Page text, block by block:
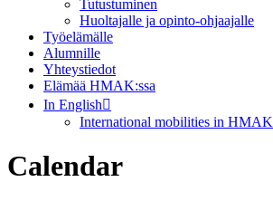
Tutustuminen
Huoltajalle ja opinto-ohjaajalle
Työelämälle
Alumnille
Yhteystiedot
Elämää HMAK:ssa
In English
International mobilities in HMAK
Calendar